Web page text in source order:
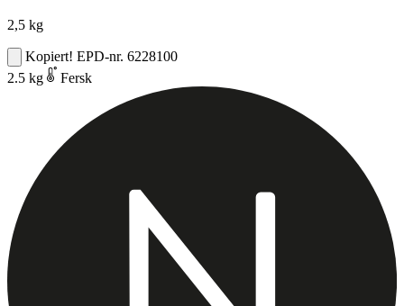
2,5 kg
Kopiert! EPD-nr. 6228100
2.5 kg
Fersk